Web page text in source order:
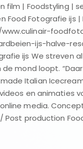
film | Foodstyling |
Food Fotografie ijs
ijs-halve-
ijs We streven
mond loopt.
Italian
en animaties
media.
Post production